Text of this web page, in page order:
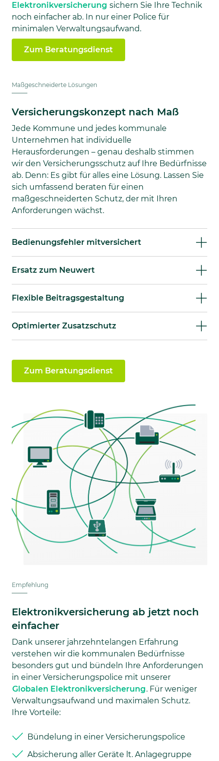
Elektronikversicherung sichern Sie Ihre Technik
noch einfacher ab. In nur einer Police für
minimalen Verwaltungsaufwand.
Zum Beratungsdienst
Maßgeschneiderte Lösungen
Versicherungskonzept nach Maß
Jede Kommune und jedes kommunale
Unternehmen hat individuelle
Herausforderungen – genau deshalb stimmen
wir den Versicherungsschutz auf Ihre Bedürfnisse
ab. Denn: Es gibt für alles eine Lösung. Lassen Sie
sich umfassend beraten für einen
maßgeschneiderten Schutz, der mit Ihren
Anforderungen wächst.
Bedienungsfehler mitversichert
Ersatz zum Neuwert
Flexible Beitragsgestaltung
Optimierter Zusatzschutz
Zum Beratungsdienst
Empfehlung
Elektronikversicherung ab jetzt noch
einfacher
Dank unserer jahrzehntelangen Erfahrung
verstehen wir die kommunalen Bedürfnisse
besonders gut und bündeln Ihre Anforderungen
in einer Versicherungspolice mit unserer
Globalen Elektronikversicherung. Für weniger
Verwaltungsaufwand und maximalen Schutz.
Ihre Vorteile:
Bündelung in einer Versicherungspolice
Absicherung aller Geräte lt. Anlagegruppe